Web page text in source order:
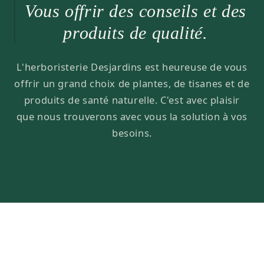
Vous offrir des conseils et des
produits de qualité.
L'herboristerie Desjardins est heureuse de vous
offrir un grand choix de plantes, de tisanes et de
produits de santé naturelle. C'est avec plaisir
que nous trouverons avec vous la solution à vos
besoins.